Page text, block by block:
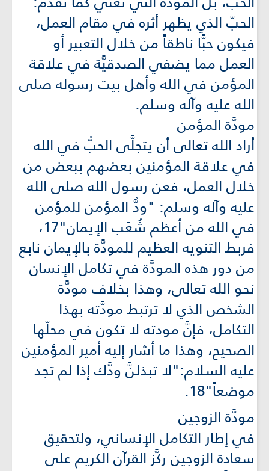
الحبّ الذي يظهر أثره في مقام العمل،
فيكون حبًّا ناطقاً من خلال التعبير أو
العمل مما يضفي الصدقيَّة في علاقة
المؤمن في الله وأهل بيت رسوله صلى
الله عليه وآله وسلم.
مودَّة المؤمن
أراد الله تعالى أن يتجلَّى الحبُّ في الله
في علاقة المؤمنين بعضهم ببعض من
خلال العمل، فعن رسول الله صلى الله
عليه وآله وسلم: "ودُّ المؤمن للمؤمن
في الله من أعظم شُعَب الإيمان"17،
فربط التنويه العظيم للمودَّة بالإيمان نابع
من دور هذه المودَّة في تكامل الإنسان
نحو الله تعالى، وهذا بخلاف مودَّة
الشخص الذي لا ترتبط مودَّته بهذا
التكامل، فإنَّ مودته لا تكون في محلّها
الصحيح، وهذا ما أشار إليه أمير المؤمنين
عليه السلام:"لا تبذلنَّ ودَّك إذا لم تجد
موضعاً"18.
مودَّة الزوجين
في إطار التكامل الإنساني، ولتحقيق
سعادة الزوجين ركَّز القرآن الكريم على